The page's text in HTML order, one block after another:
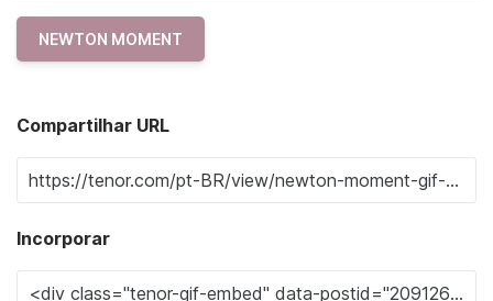
NEWTON MOMENT
Compartilhar URL
Incorporar